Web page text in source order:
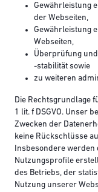
Gewährleistung
der Webseiten,
Gewährleistung
Webseiten,
Überprüfung
-stabilität sowie
zu weiteren
Die Rechtsgrundlage
1 lit. f DSGVO. Unser
Zwecken der
keine Rückschlüsse
Insbesondere
Nutzungsprofile
des Betriebs, der
Nutzung unserer